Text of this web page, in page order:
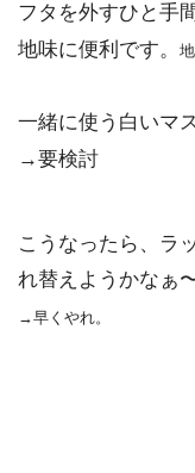
フタを外すひと手
地味に便利です。
一緒に使う白いマ
→要検討
こうなったら、ラ
れ替えようかなぁ〜
→早くやれ。